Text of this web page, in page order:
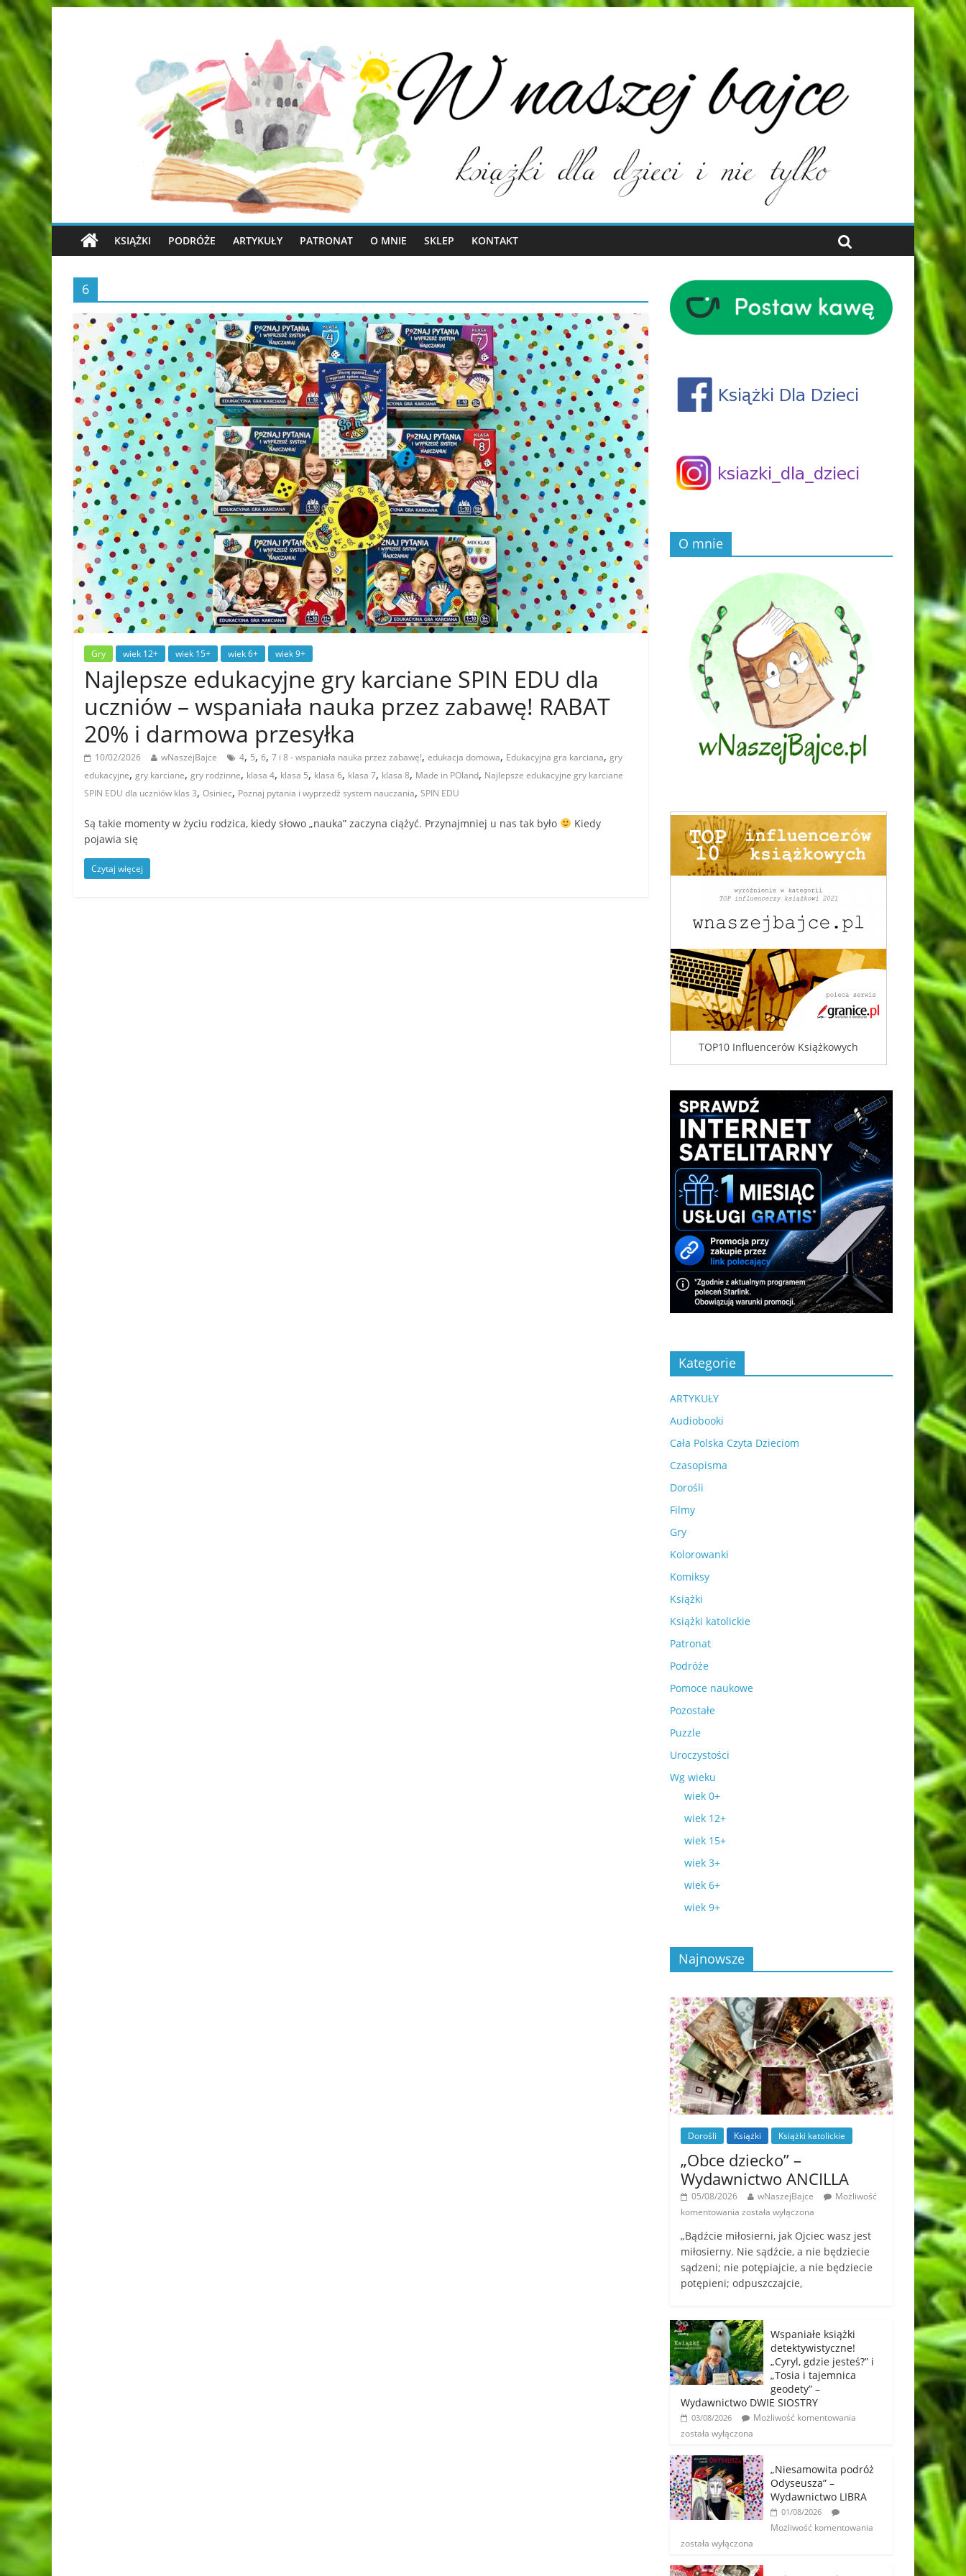
KSIĄŻKI PODRÓŻE ARTYKUŁY PATRONAT O MNIE SKLEP KONTAKT
6
Gry wiek 12+ wiek 15+ wiek 6+ wiek 9+
Najlepsze edukacyjne gry karciane SPIN EDU dla
uczniów – wspaniała nauka przez zabawę! RABAT
20% i darmowa przesyłka
10/02/2026 wNaszejBajce 4, 5, 6, 7 i 8 - wspaniała nauka przez zabawę!, edukacja domowa, Edukacyjna gra karciana, gry
edukacyjne, gry karciane, gry rodzinne, klasa 4, klasa 5, klasa 6, klasa 7, klasa 8, Made in POland, Najlepsze edukacyjne gry karciane
SPIN EDU dla uczniów klas 3, Osiniec, Poznaj pytania i wyprzedź system nauczania, SPIN EDU
Są takie momenty w życiu rodzica, kiedy słowo „nauka” zaczyna ciążyć. Przynajmniej u nas tak było
Kiedy
pojawia się
Czytaj więcej
O mnie
TOP10 Influencerów Książkowych
Kategorie
ARTYKUŁY
Audiobooki
Cała Polska Czyta Dzieciom
Czasopisma
Dorośli
Filmy
Gry
Kolorowanki
Komiksy
Książki
Książki katolickie
Patronat
Podróże
Pomoce naukowe
Pozostałe
Puzzle
Uroczystości
Wg wieku
wiek 0+
wiek 12+
wiek 15+
wiek 3+
wiek 6+
wiek 9+
Najnowsze
Dorośli Książki Książki katolickie
„Obce dziecko” –
Wydawnictwo ANCILLA
05/08/2026 wNaszejBajce
Możliwość
komentowania została wyłączona
„Bądźcie miłosierni, jak Ojciec wasz jest
miłosierny. Nie sądźcie, a nie będziecie
sądzeni; nie potępiajcie, a nie będziecie
potępieni; odpuszczajcie,
Wspaniałe książki
detektywistyczne!
„Cyryl, gdzie jesteś?” i
„Tosia i tajemnica
geodety” –
Wydawnictwo DWIE SIOSTRY
03/08/2026
Możliwość komentowania
została wyłączona
„Niesamowita podróż
Odyseusza” –
Wydawnictwo LIBRA
01/08/2026
Możliwość komentowania
została wyłączona